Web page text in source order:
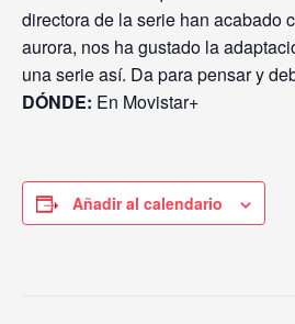
directora de la serie han acabado
aurora, nos ha gustado la
una serie así. Da para pensar y
DÓNDE: En Movistar+
Añadir al calendario